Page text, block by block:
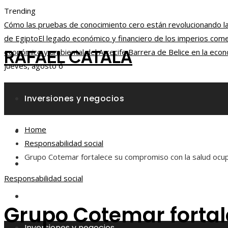
Trending
Cómo las pruebas de conocimiento cero están revolucionando
de EgiptoEl legado económico y financiero de los imperios
económico y ambiental del Arrecife Barrera de Belice en la
jueves, agosto 6
RAFAEL CATALA
Inversiones y negocios
Responsabilidad social
Ciencia y tecnología
Home
Responsabilidad social
Grupo Cotemar fortalece su compromiso con la salud
Responsabilidad social
Grupo Cotemar